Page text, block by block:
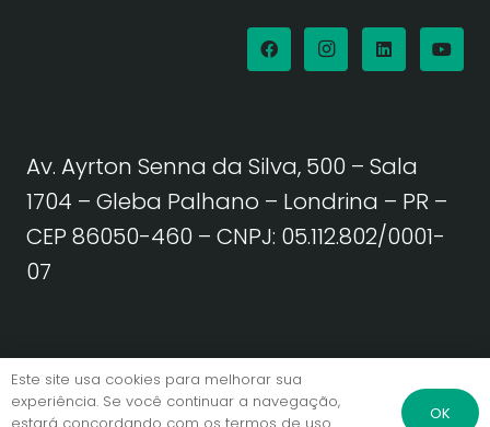
Av. Ayrton Senna da Silva, 500 – Sala
1704 – Gleba Palhano – Londrina – PR –
CEP 86050-460 – CNPJ: 05.112.802/0001-
07
Política de Privacidade | Termos de Uso
Este site usa cookies para melhorar sua
experiência. Se você continuar a navegação,
OK